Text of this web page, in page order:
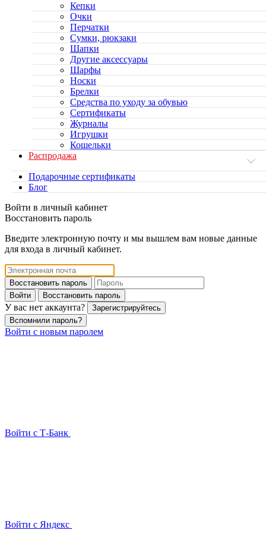
Кепки
Очки
Перчатки
Сумки, рюкзаки
Шапки
Другие аксессуары
Шарфы
Носки
Брелки
Средства по уходу за обувью
Сертификаты
Журналы
Игрушки
Кошельки
Распродажа
Подарочные сертификаты
Блог
Войти в личный кабинет
Восстановить пароль
Введите электронную почту и мы вышлем вам новые данные
для входа в личный кабинет.
Восстановить пароль
Войти
Восстановить пароль
У вас нет аккаунта?
Зарегистрируйтесь
Вспомнили пароль?
Войти с новым паролем
Войти с Т-Банк
Войти с Яндекс